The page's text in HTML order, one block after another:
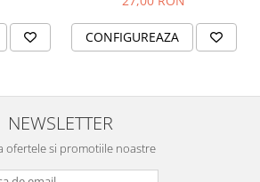
CONFIGUREAZA
NEWSLETTER
ofertele si promotiile noastre